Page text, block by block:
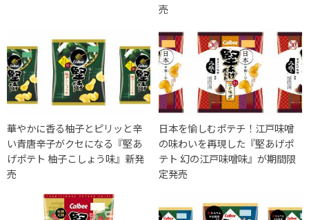
売
華やかに香る柚子とピリッと辛
い青唐辛子がクセになる『堅あ
げポテト 柚子こしょう味』新発
売
日本を愉しむポテチ！江戸味噌
の味わいを再現した『堅あげポ
テト 幻の江戸味噌味』が期間限
定発売